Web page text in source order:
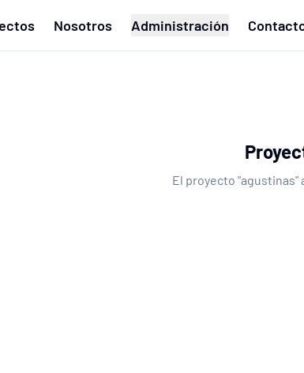
Nosotros Administración
El proyecto "agustinas"